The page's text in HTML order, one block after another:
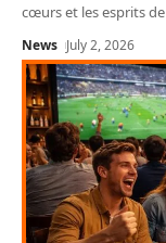
cœurs et les esprits
News July 2, 2026